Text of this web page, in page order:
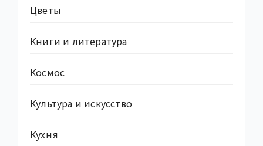
Цветы
Книги и литература
Космос
Культура и искусство
Кухня